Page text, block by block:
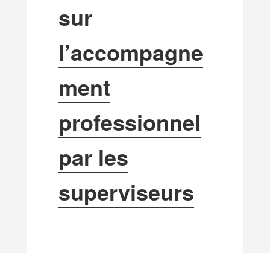
sur
l’accompagne
ment
professionnel
par les
superviseurs